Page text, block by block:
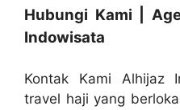
Hubungi Kami |
Indowisata
Kontak Kami Alhijaz
travel haji yang